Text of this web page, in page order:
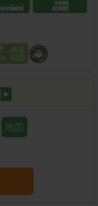
地図